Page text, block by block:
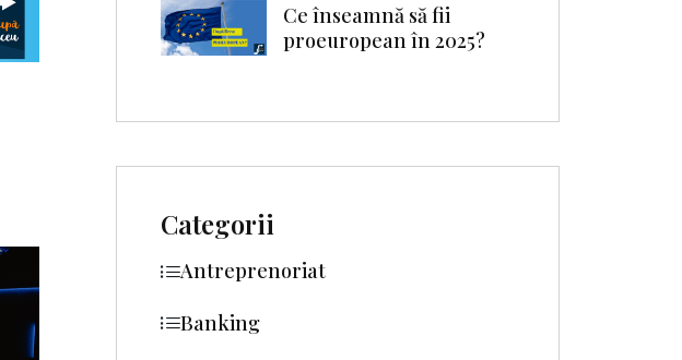
Ce înseamnă să fii
proeuropean în 2025?
Categorii
Antreprenoriat
Banking